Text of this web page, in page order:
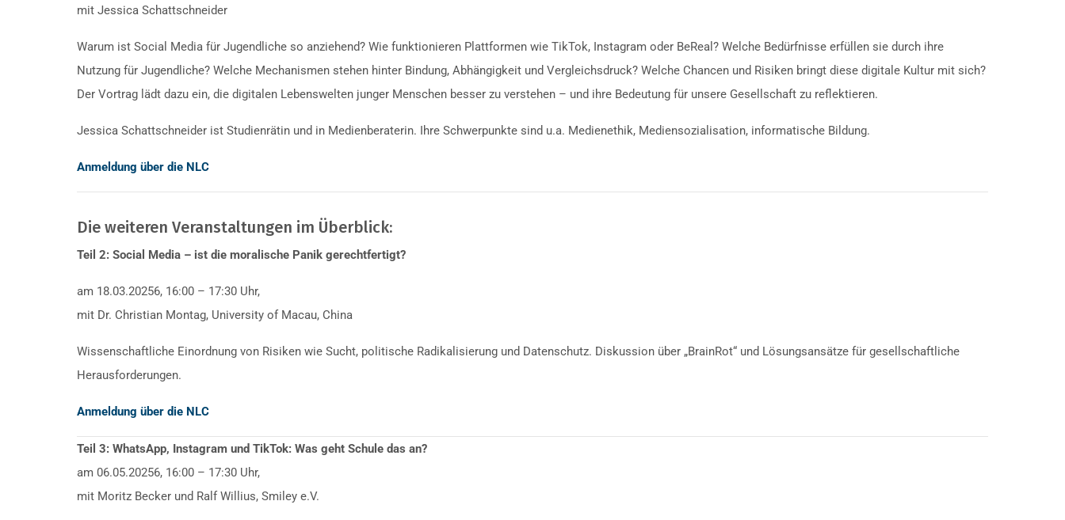
mit Jessica Schattschneider
Warum ist Social Media für Jugendliche so anziehend? Wie funktionieren Plattformen wie TikTok, Instagram oder BeReal? Welche Bedürfnisse erfüllen sie durch ihre
Nutzung für Jugendliche? Welche Mechanismen stehen hinter Bindung, Abhängigkeit und Vergleichsdruck? Welche Chancen und Risiken bringt diese digitale Kultur mit sich?
Der Vortrag lädt dazu ein, die digitalen Lebenswelten junger Menschen besser zu verstehen – und ihre Bedeutung für unsere Gesellschaft zu reflektieren.
Jessica Schattschneider ist Studienrätin und in Medienberaterin. Ihre Schwerpunkte sind u.a. Medienethik, Mediensozialisation, informatische Bildung.
Anmeldung über die NLC
Die weiteren Veranstaltungen im Überblick:
Teil 2: Social Media – ist die moralische Panik gerechtfertigt?
am 18.03.20256, 16:00 – 17:30 Uhr,
mit Dr. Christian Montag, University of Macau, China
Wissenschaftliche Einordnung von Risiken wie Sucht, politische Radikalisierung und Datenschutz. Diskussion über „BrainRot“ und Lösungsansätze für gesellschaftliche
Herausforderungen.
Anmeldung über die NLC
Teil 3: WhatsApp, Instagram und TikTok: Was geht Schule das an?
am 06.05.20256, 16:00 – 17:30 Uhr,
mit Moritz Becker und Ralf Willius, Smiley e.V.